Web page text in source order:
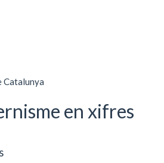
Catalunya
en xifres